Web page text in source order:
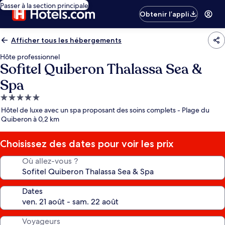
Passer à la section principale
Obtenir l’appli
Afficher tous les hébergements
Hôte professionnel
Sofitel Quiberon Thalassa Sea &
Spa
Hébergement
5.0 étoiles
Hôtel de luxe avec un spa proposant des soins complets - Plage du
Quiberon à 0,2 km
Choisissez des dates pour voir les prix
Où allez-vous ?
Dates
Voyageurs